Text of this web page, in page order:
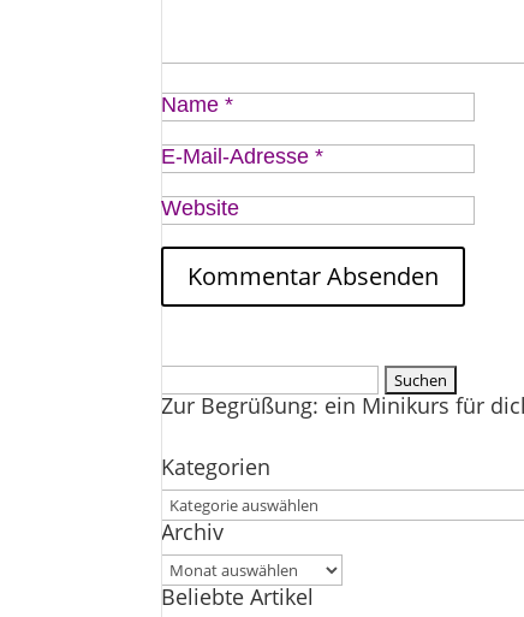
Name*
E-Mail-Adresse*
Website
nach:
Zur Begrüßung: ein Minikurs für
Kategorien
Kategorien
Archiv
Archiv
Beliebte Artikel